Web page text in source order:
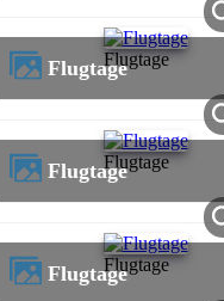
Flugtage
Flugtage
Flugtage
Flugtage
Flugtage
Flugtage